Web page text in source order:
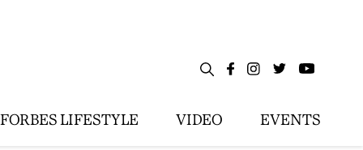
FORBES LIFESTYLE VIDEO EVENTS